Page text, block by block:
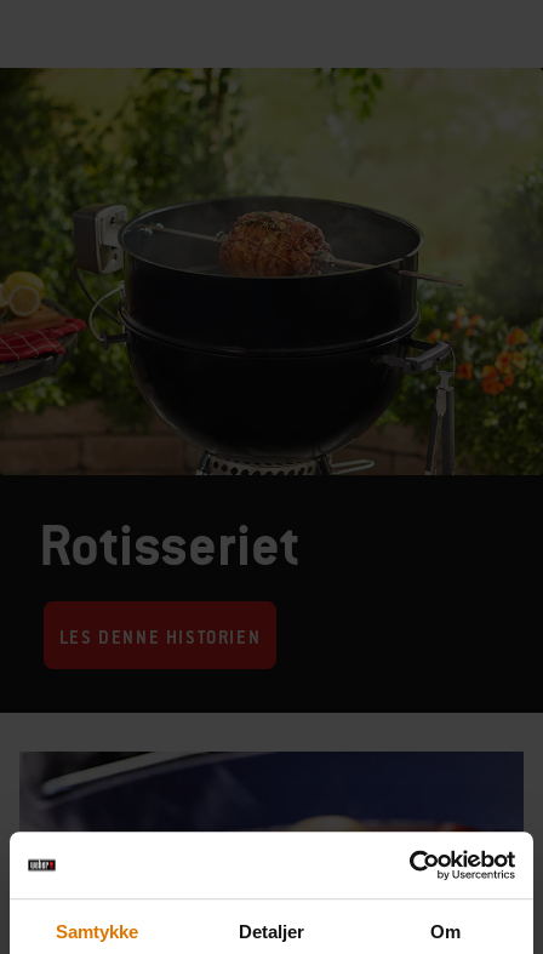
Samtykke Detaljer Om
Rotisseriet
LES DENNE HISTORIEN